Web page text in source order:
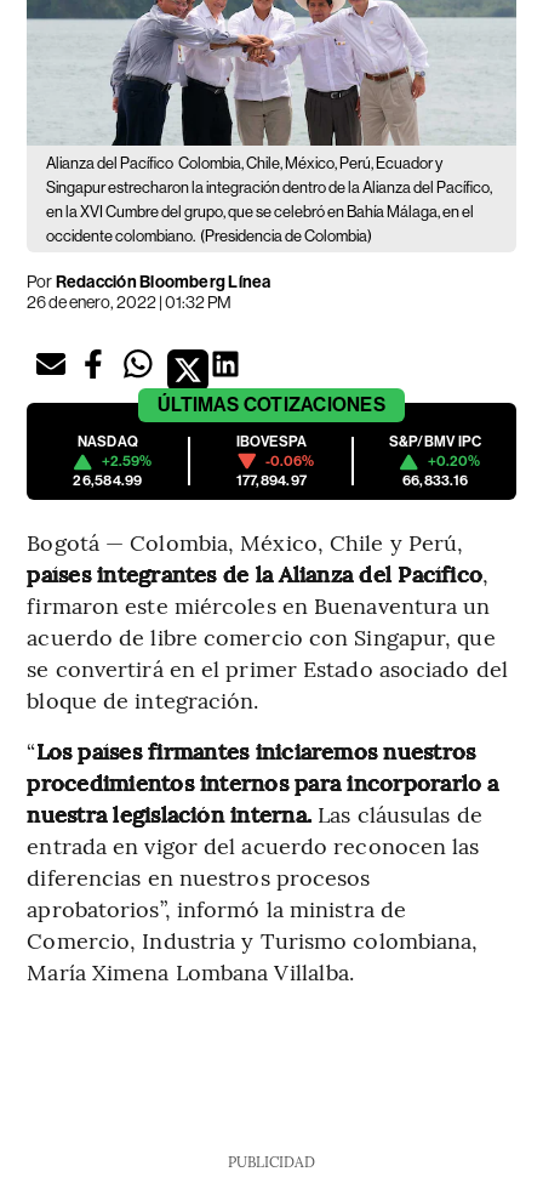
Alianza del Pacífico Colombia, Chile, México, Perú, Ecuador y
Singapur estrecharon la integración dentro de la Alianza del Pacífico,
en la XVI Cumbre del grupo, que se celebró en Bahía Málaga, en el
occidente colombiano. (Presidencia de Colombia)
PorRedacción Bloomberg Línea
26 de enero, 2022 | 01:32 PM
ÚLTIMAS COTIZACIONES
NASDAQ
+2.59%
26,584.99
IBOVESPA
-0.06%
177,894.97
S&P/BMV IPC
+0.20%
66,833.16
Bogotá — Colombia, México, Chile y Perú,
países integrantes de la Alianza del Pacífico,
firmaron este miércoles en Buenaventura un
acuerdo de libre comercio con Singapur, que
se convertirá en el primer Estado asociado del
bloque de integración.
“Los países firmantes iniciaremos nuestros
procedimientos internos para incorporarlo a
nuestra legislación interna. Las cláusulas de
entrada en vigor del acuerdo reconocen las
diferencias en nuestros procesos
aprobatorios”, informó la ministra de
Comercio, Industria y Turismo colombiana,
María Ximena Lombana Villalba.
PUBLICIDAD